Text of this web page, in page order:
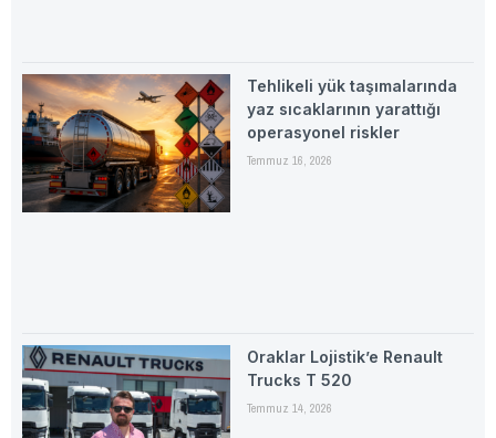
Tehlikeli yük taşımalarında
yaz sıcaklarının yarattığı
operasyonel riskler
Temmuz 16, 2026
Oraklar Lojistik’e Renault
Trucks T 520
Temmuz 14, 2026